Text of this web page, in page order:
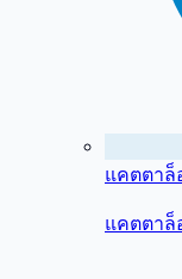
แคตตาล็
แคตตาล็